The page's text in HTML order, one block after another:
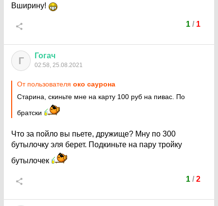
Вширину!
1/ 1
Г Гогач
02:58, 25.08.2021
От пользователя око саурона
Старина, скиньте мне на карту 100 руб на пивас. По
братски
Что за пойло вы пьете, дружище? Мну по 300
бутылочку эля берет. Подкиньте на пару тройку
бутылочек
1/ 2